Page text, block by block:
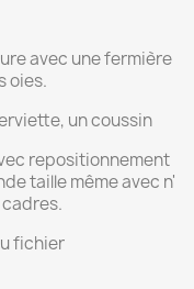
avec une fermière
oies.
un coussin
repositionnement
taille même avec n'
fichier